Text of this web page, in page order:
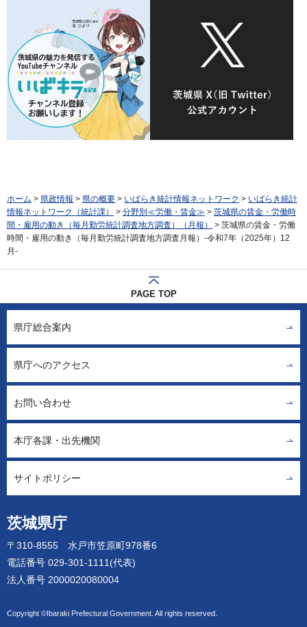
ホーム > 県政情報 > 県の概要 > いばらき統計情報ネットワーク > いばらき統計
情報ネットワーク（統計課）
> 分野別≪労働・賃金≫ > 茨城県の賃金・労働時
間・雇用の動き（毎月勤労統計調査地方調査）（月報）
> 茨城県の賃金・労働
時間・雇用の動き（毎月勤労統計調査地方調査月報）-令和7年（2025年）12
月-
PAGE TOP
茨城県庁
〒310-8555 水戸市笠原町978番6
電話番号 029-301-1111(代表)
法人番号 2000020080004
Copyright ©Ibaraki Prefectural Government. All rights reserved.
県庁総合案内
県庁へのアクセス
お問い合わせ
本庁各課・出先機関
サイトポリシー